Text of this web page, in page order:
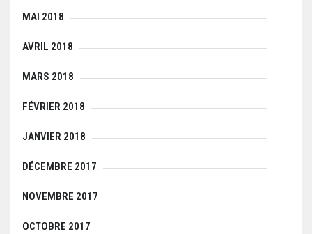
MAI 2018
AVRIL 2018
MARS 2018
FÉVRIER 2018
JANVIER 2018
DÉCEMBRE 2017
NOVEMBRE 2017
OCTOBRE 2017